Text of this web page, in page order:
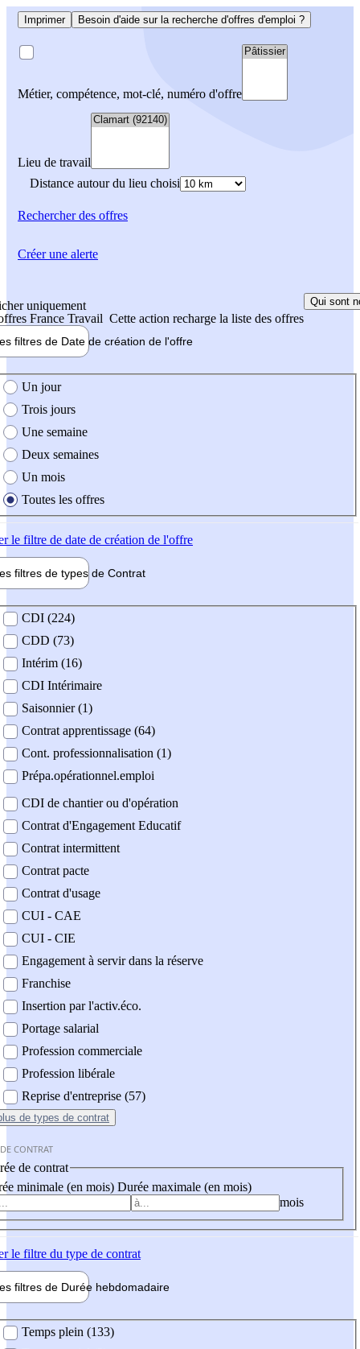
Imprimer Besoin d'aide sur la recherche d'offres d'emploi ?
Métier, compétence, mot-clé, numéro d'offre
Lieu de travail
Distance autour du lieu choisi
Rechercherdes offres
uniquement
France Travail Cette action recharge la liste des offres
Qui sont
filtres de Date de création de l'offre
création de l'offre
Un jour
Trois jours
Une semaine
Deux semaines
Un mois
Toutes les offres
le filtre de date de création de l'offre
filtres de types de Contrat
contrat
CDI (224)
CDD (73)
Intérim (16)
CDI Intérimaire
Saisonnier (1)
Contrat apprentissage (64)
Cont. professionnalisation (1)
Prépa.opérationnel.emploi
CDI de chantier ou d'opération
Contrat d'Engagement Educatif
Contrat intermittent
Contrat pacte
Contrat d'usage
CUI - CAE
CUI - CIE
Engagement à servir dans la réserve
Franchise
Insertion par l'activ.éco.
Portage salarial
Profession commerciale
Profession libérale
Reprise d'entreprise (57)
de types de contrat
CONTRAT
de contrat
minimale (en mois) Durée maximale (en mois)
mois
le filtre du type de contrat
filtres de Durée hebdomadaire
Temps plein (133)
Créer une alerte